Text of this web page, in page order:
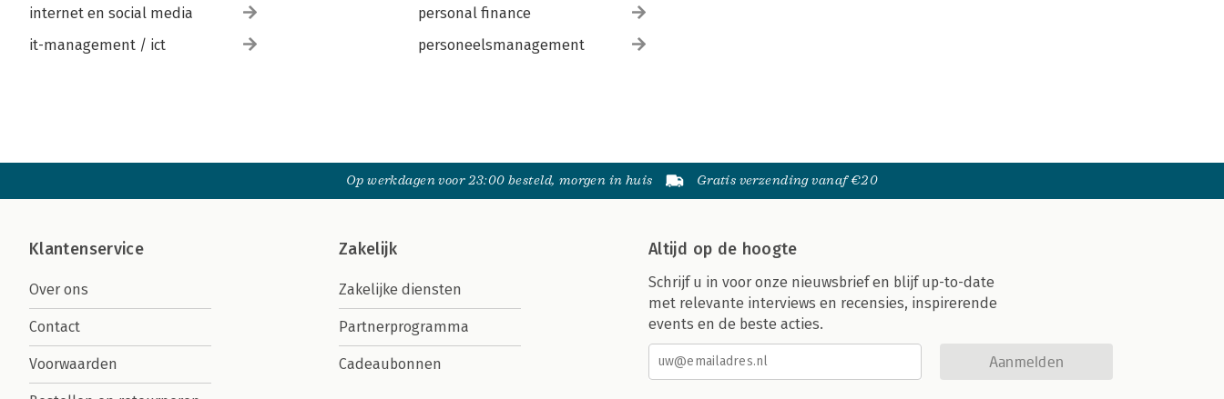
internet en social media
it-management / ict
personal finance
personeelsmanagement
Op werkdagen voor 23:00 besteld, morgen in huis Gratis verzending vanaf €20
Klantenservice
Over ons
Contact
Voorwaarden
Zakelijk
Zakelijke diensten
Partnerprogramma
Cadeaubonnen
Altijd op de hoogte
Schrijf u in voor onze nieuwsbrief en blijf up-to-date
met relevante interviews en recensies, inspirerende
events en de beste acties.
Aanmelden